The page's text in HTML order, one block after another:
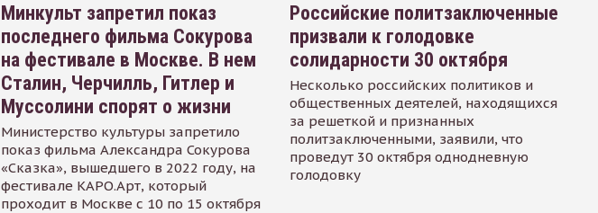
Минкульт запретил показ
последнего фильма Сокурова
на фестивале в Москве. В нем
Сталин, Черчилль, Гитлер и
Муссолини спорят о жизни
Министерство культуры запретило
показ фильма Александра Сокурова
«Сказка», вышедшего в 2022 году, на
фестивале КАРО.Арт, который
проходит в Москве с 10 по 15 октября
Российские политзаключенные
призвали к голодовке
солидарности 30 октября
Несколько российских политиков и
общественных деятелей, находящихся
за решеткой и признанных
политзаключенными, заявили, что
проведут 30 октября однодневную
голодовку